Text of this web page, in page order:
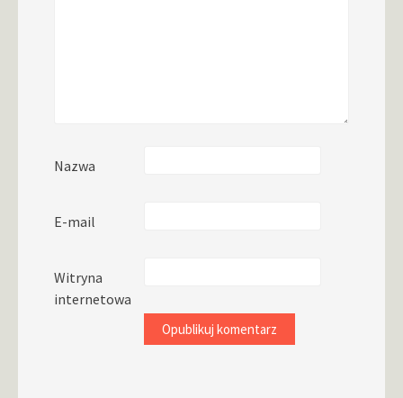
Nazwa
E-mail
Witryna
internetowa